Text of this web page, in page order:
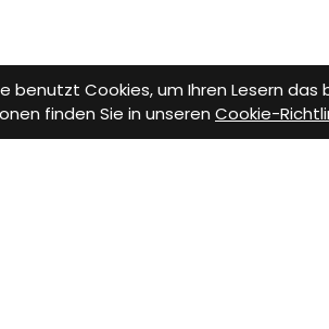
benutzt Cookies, um Ihren Lesern
finden Sie in unseren Cookie-